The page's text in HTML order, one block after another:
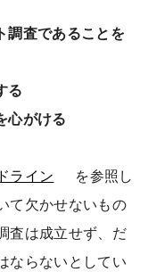
調査であることを
る
心がける
ライン
を参照し
て欠かせないもの
査は成立せず、だ
ならないとしてい